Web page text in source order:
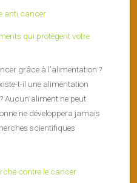
qui protègent votre
grâce à l’alimentation ?
t-il une alimentation
Aucun aliment ne peut
ne développera jamais
scientifiques